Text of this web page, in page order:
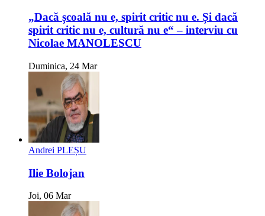
„Dacă școală nu e, spirit critic nu e. Și dacă
spirit critic nu e, cultură nu e“ – interviu cu
Nicolae MANOLESCU
Duminica, 24 Mar
Andrei PLEȘU
Ilie Bolojan
Joi, 06 Mar